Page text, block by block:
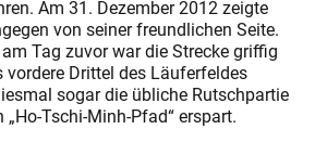
Am 31. Dezember 2012 zeigte
von seiner freundlichen Seite.
Tag zuvor war die Strecke griffig
vordere Drittel des Läuferfeldes
sogar die übliche Rutschpartie
Tschi-Minh-Pfad“ erspart.